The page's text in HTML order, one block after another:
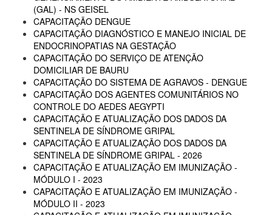
(GAL) - NS GEISEL
CAPACITAÇÃO DENGUE
CAPACITAÇÃO DIAGNÓSTICO E MANEJO INICIAL DE
ENDOCRINOPATIAS NA GESTAÇÃO
CAPACITAÇÃO DO SERVIÇO DE ATENÇÃO
DOMICILIAR DE BAURU
CAPACITAÇÃO DO SISTEMA DE AGRAVOS - DENGUE
CAPACITAÇÃO DOS AGENTES COMUNITÁRIOS NO
CONTROLE DO AEDES AEGYPTI
CAPACITAÇÃO E ATUALIZAÇÃO DOS DADOS DA
SENTINELA DE SÍNDROME GRIPAL
CAPACITAÇÃO E ATUALIZAÇÃO DOS DADOS DA
SENTINELA DE SÍNDROME GRIPAL - 2026
CAPACITAÇÃO E ATUALIZAÇÃO EM IMUNIZAÇÃO -
MÓDULO I - 2023
CAPACITAÇÃO E ATUALIZAÇÃO EM IMUNIZAÇÃO -
MÓDULO II - 2023